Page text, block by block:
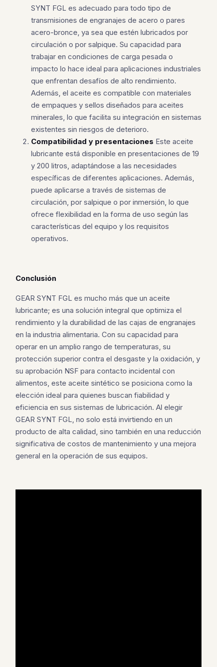
SYNT FGL es adecuado para todo tipo de
transmisiones de engranajes de acero o pares
acero-bronce, ya sea que estén lubricados por
circulación o por salpique. Su capacidad para
trabajar en condiciones de carga pesada o
impacto lo hace ideal para aplicaciones industriales
que enfrentan desafíos de alto rendimiento.
Además, el aceite es compatible con materiales
de empaques y sellos diseñados para aceites
minerales, lo que facilita su integración en sistemas
existentes sin riesgos de deterioro.
Compatibilidad y presentaciones Este aceite
lubricante está disponible en presentaciones de 19
y 200 litros, adaptándose a las necesidades
específicas de diferentes aplicaciones. Además,
puede aplicarse a través de sistemas de
circulación, por salpique o por inmersión, lo que
ofrece flexibilidad en la forma de uso según las
características del equipo y los requisitos
operativos.
Conclusión
GEAR SYNT FGL es mucho más que un aceite
lubricante; es una solución integral que optimiza el
rendimiento y la durabilidad de las cajas de engranajes
en la industria alimentaria. Con su capacidad para
operar en un amplio rango de temperaturas, su
protección superior contra el desgaste y la oxidación, y
su aprobación NSF para contacto incidental con
alimentos, este aceite sintético se posiciona como la
elección ideal para quienes buscan fiabilidad y
eficiencia en sus sistemas de lubricación. Al elegir
GEAR SYNT FGL, no solo está invirtiendo en un
producto de alta calidad, sino también en una reducción
significativa de costos de mantenimiento y una mejora
general en la operación de sus equipos.